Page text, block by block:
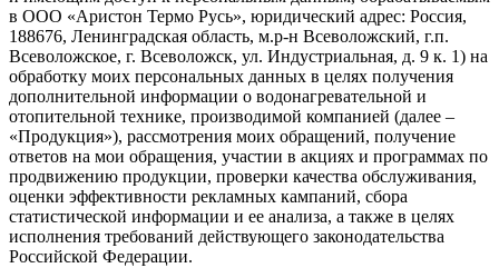
в ООО «Аристон Термо Русь», юридический адрес: Россия,
188676, Ленинградская область, м.р-н Всеволожский, г.п.
Всеволожское, г. Всеволожск, ул. Индустриальная, д. 9 к. 1) на
обработку моих персональных данных в целях получения
дополнительной информации о водонагревательной и
отопительной технике, производимой компанией (далее –
«Продукция»), рассмотрения моих обращений, получение
ответов на мои обращения, участии в акциях и программах по
продвижению продукции, проверки качества обслуживания,
оценки эффективности рекламных кампаний, сбора
статистической информации и ее анализа, а также в целях
исполнения требований действующего законодательства
Российской Федерации.